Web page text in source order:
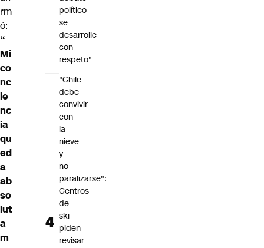
rm
ó:
“
Mi
co
nc
ie
nc
ia
qu
ed
a
ab
so
lut
a
m
político
se
desarrolle
con
respeto"
"Chile
debe
convivir
con
la
nieve
y
no
paralizarse":
Centros
de
ski
piden
revisar